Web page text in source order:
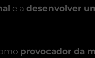
e a desenvolver
provocador da